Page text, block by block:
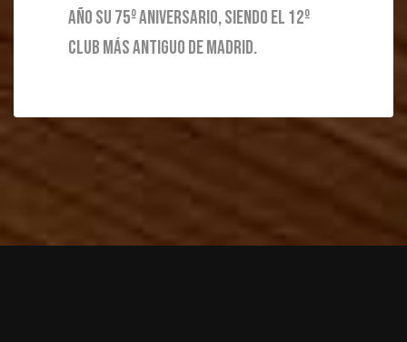
año su 75º Aniversario, siendo el 12º
club más antiguo de Madrid.